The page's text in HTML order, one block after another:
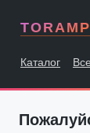
TORAMP
Каталог